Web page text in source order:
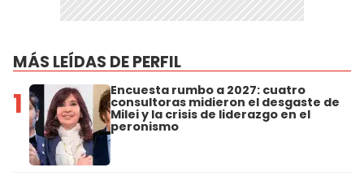
MÁS LEÍDAS DE PERFIL
1 Encuesta rumbo a 2027: cuatro
consultoras midieron el desgaste de
Milei y la crisis de liderazgo en el
peronismo